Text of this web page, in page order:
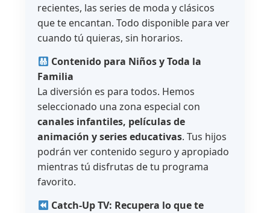
recientes, las series de moda y clásicos
que te encantan. Todo disponible para ver
cuando tú quieras, sin horarios.
Contenido para Niños y Toda la
Familia
La diversión es para todos. Hemos
seleccionado una zona especial con
canales infantiles, películas de
animación y series educativas. Tus hijos
podrán ver contenido seguro y apropiado
mientras tú disfrutas de tu programa
favorito.
Catch-Up TV: Recupera lo que te